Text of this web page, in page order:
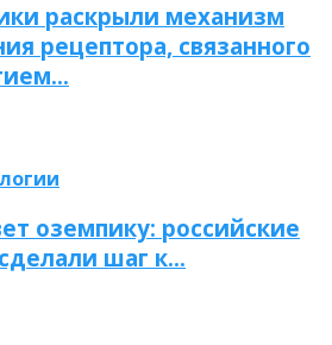
раскрыли механизм
рецептора, связанного
оземпику: российские
шаг к…